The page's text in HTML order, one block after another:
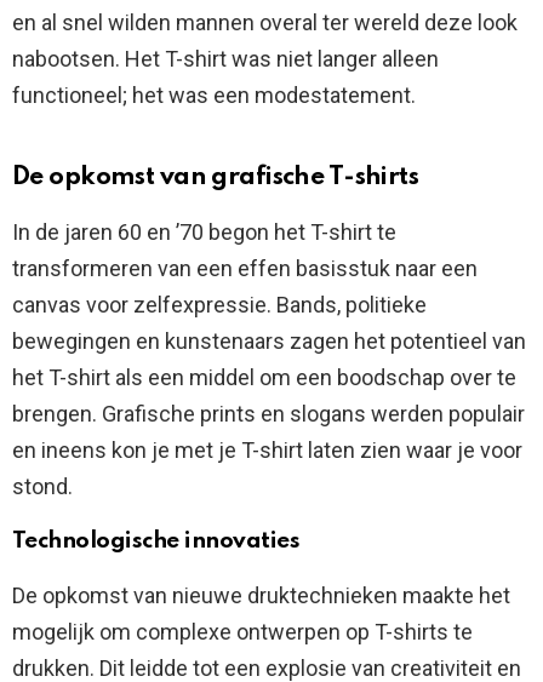
en al snel wilden mannen overal ter wereld deze look
nabootsen. Het T-shirt was niet langer alleen
functioneel; het was een modestatement.
De opkomst van grafische T-shirts
In de jaren 60 en ’70 begon het T-shirt te
transformeren van een effen basisstuk naar een
canvas voor zelfexpressie. Bands, politieke
bewegingen en kunstenaars zagen het potentieel van
het T-shirt als een middel om een boodschap over te
brengen. Grafische prints en slogans werden populair
en ineens kon je met je T-shirt laten zien waar je voor
stond.
Technologische innovaties
De opkomst van nieuwe druktechnieken maakte het
mogelijk om complexe ontwerpen op T-shirts te
drukken. Dit leidde tot een explosie van creativiteit en